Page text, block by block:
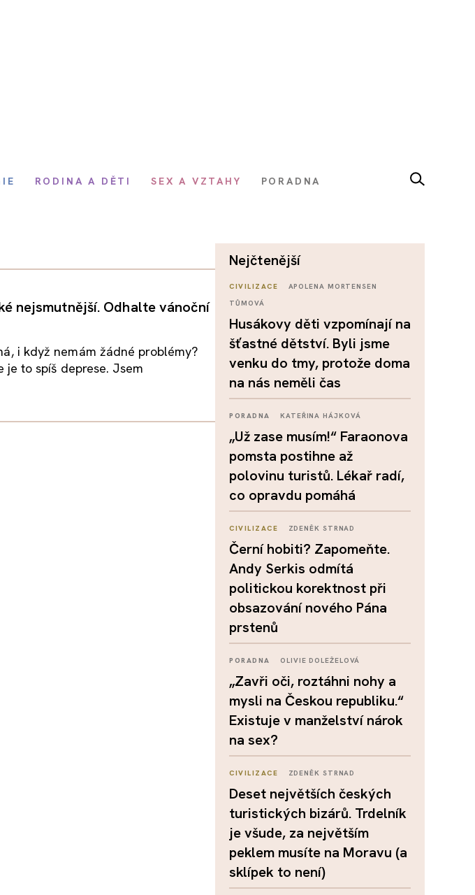
RODINA A DĚTI SEX A VZTAHY PORADNA
nejsmutnější. Odhalte vánoční
i když nemám žádné problémy?
to spíš deprese. Jsem
nejčtenější
CIVILIZACE
APOLENA MORTENSEN
TŮMOVÁ
Husákovy děti vzpomínají na
šťastné dětství. Byli jsme
venku do tmy, protože doma
na nás neměli čas
PORADNA KATEŘINA HÁJKOVÁ
„Už zase musím!“ Faraonova
pomsta postihne až
polovinu turistů. Lékař radí,
co opravdu pomáhá
CIVILIZACE ZDENĚK STRNAD
Černí hobiti? Zapomeňte.
Andy Serkis odmítá
politickou korektnost při
obsazování nového Pána
prstenů
PORADNA OLIVIE DOLEŽELOVÁ
„Zavři oči, roztáhni nohy a
mysli na Českou republiku.“
Existuje v manželství nárok
na sex?
CIVILIZACE ZDENĚK STRNAD
Deset největších českých
turistických bizárů. Trdelník
je všude, za největším
peklem musíte na Moravu (a
sklípek to není)